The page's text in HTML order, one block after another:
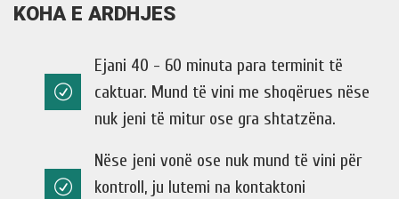
KOHA E ARDHJES
Ejani 40 - 60 minuta para terminit të
caktuar. Mund të vini me shoqërues nëse
nuk jeni të mitur ose gra shtatzëna.
Nëse jeni vonë ose nuk mund të vini për
kontroll, ju lutemi na kontaktoni